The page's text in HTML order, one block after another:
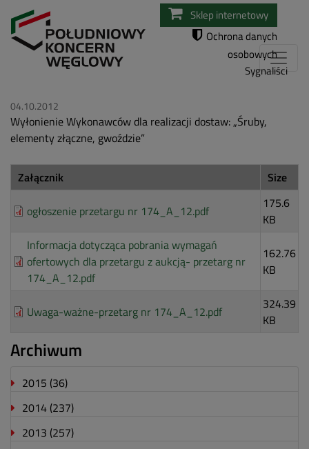
Przejdź
do
Sklep internetowy
Ochrona danych
osobowych
Sygnaliści
04.10.2012
Wyłonienie Wykonawców dla realizacji dostaw: „Śruby,
elementy złączne, gwoździe”
Załącznik Size
ogłoszenie przetargu nr 174_A_12.pdf
175.6
KB
Informacja dotycząca pobrania wymagań
ofertowych dla przetargu z aukcją- przetarg nr
174_A_12.pdf
162.76
KB
Uwaga-ważne-przetarg nr 174_A_12.pdf
324.39
KB
Archiwum
2015 (36)
2014 (237)
2013 (257)